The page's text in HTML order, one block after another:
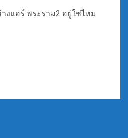
งแอร์ พระราม2 อยู่ใช่ไหม